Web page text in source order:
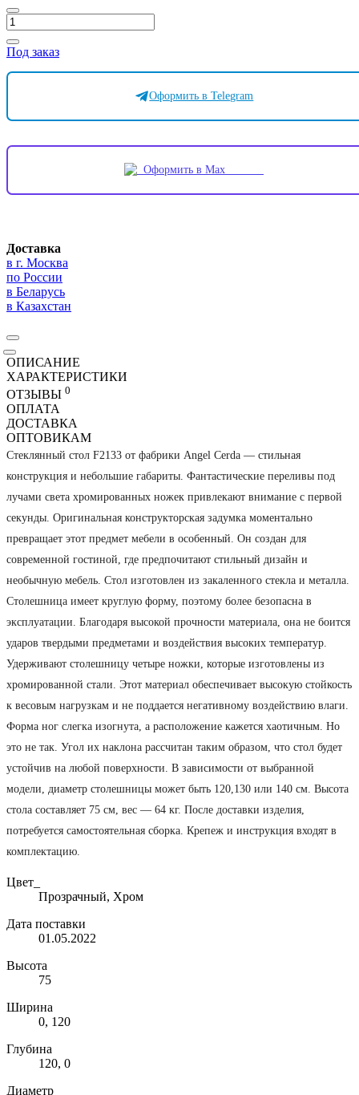
Под заказ
Оформить в Telegram
Оформить в Max
Доставка
в г. Москва
по России
в Беларусь
в Казахстан
ОПИСАНИЕ
ХАРАКТЕРИСТИКИ
ОТЗЫВЫ 0
ОПЛАТА
ДОСТАВКА
ОПТОВИКАМ
Стеклянный стол F2133 от фабрики Angel Cerda — стильная
конструкция и небольшие габариты. Фантастические переливы под
лучами света хромированных ножек привлекают внимание с первой
секунды. Оригинальная конструкторская задумка моментально
превращает этот предмет мебели в особенный. Он создан для
современной гостиной, где предпочитают стильный дизайн и
необычную мебель. Стол изготовлен из закаленного стекла и металла.
Столешница имеет круглую форму, поэтому более безопасна в
эксплуатации. Благодаря высокой прочности материала, она не боится
ударов твердыми предметами и воздействия высоких температур.
Удерживают столешницу четыре ножки, которые изготовлены из
хромированной стали. Этот материал обеспечивает высокую стойкость
к весовым нагрузкам и не поддается негативному воздействию влаги.
Форма ног слегка изогнута, а расположение кажется хаотичным. Но
это не так. Угол их наклона рассчитан таким образом, что стол будет
устойчив на любой поверхности. В зависимости от выбранной
модели, диаметр столешницы может быть 120,130 или 140 см. Высота
стола составляет 75 см, вес — 64 кг. После доставки изделия,
потребуется самостоятельная сборка. Крепеж и инструкция входят в
комплектацию.
Цвет_
Прозрачный, Хром
Дата поставки
01.05.2022
Высота
75
Ширина
0, 120
Глубина
120, 0
Диаметр